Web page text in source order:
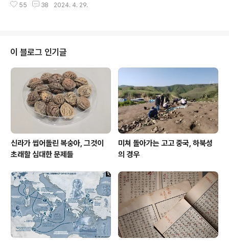
한반도 남부와 일본열도까지 들어갔다고 생각한다. 다시
여 고구려 문명은 고구려의 남천 이전에는 도작에 기반한
북부 일대의 잡곡농경에 기반한 문명일진대, 이는 사실 쌀
만 제대로 된 곡식으로 보는 우리 입장에서는 생산성에 의
문을 가질지 모르나, 사실 찬란한 황하문명도 바로 조, 수
수, 기장에 기반한 잡곡문명이었다는 점을 하시도 잊어서
는 안 될 것이라 본다. 여기 여러 번 쓴 것 같지만, 도작문명
과는 별개의 잡곡문명권을 도작문명사 만큼이나..
55 38 2024. 4. 29.
이 블로그 인기글
신라가 씹어돌린 복숭아, 그것이
초래할 심대한 문제들
미쳐 돌아가는 고고 중국, 하북성
의 경우